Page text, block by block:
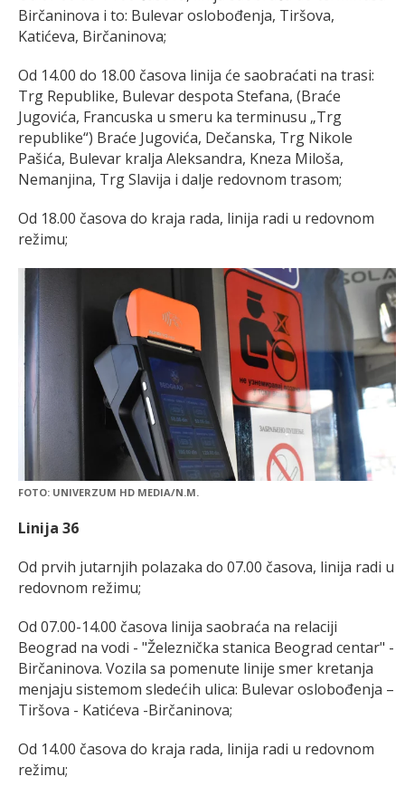
Birčaninova i to: Bulevar oslobođenja, Tiršova,
Katićeva, Birčaninova;
Od 14.00 do 18.00 časova linija će saobraćati na trasi:
Trg Republike, Bulevar despota Stefana, (Braće
Jugovića, Francuska u smeru ka terminusu „Trg
republike“) Braće Jugovića, Dečanska, Trg Nikole
Pašića, Bulevar kralja Aleksandra, Kneza Miloša,
Nemanjina, Trg Slavija i dalje redovnom trasom;
Od 18.00 časova do kraja rada, linija radi u redovnom
režimu;
FOTO: UNIVERZUM HD MEDIA/N.M.
Linija 36
Od prvih jutarnjih polazaka do 07.00 časova, linija radi u
redovnom režimu;
Od 07.00-14.00 časova linija saobraća na relaciji
Beograd na vodi - "Železnička stanica Beograd centar" -
Birčaninova. Vozila sa pomenute linije smer kretanja
menjaju sistemom sledećih ulica: Bulevar oslobođenja –
Tiršova - Katićeva -Birčaninova;
Od 14.00 časova do kraja rada, linija radi u redovnom
režimu;